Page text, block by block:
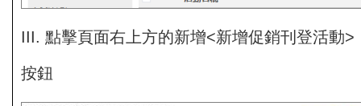
III. 點擊頁面右上方的新增<新增促銷刊登活動>
按鈕